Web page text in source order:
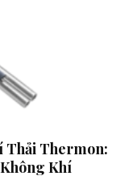
Thải Thermon:
Khí